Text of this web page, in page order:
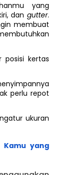
yang
dan gutter.
membuat
kertas
perlu repot
ukuran
yang